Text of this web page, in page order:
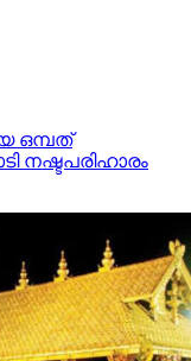
ഒമ്പത്
നഷ്ടപരിഹാരം